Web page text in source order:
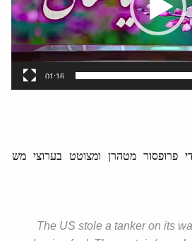
01:16
The US stole a tanker on its